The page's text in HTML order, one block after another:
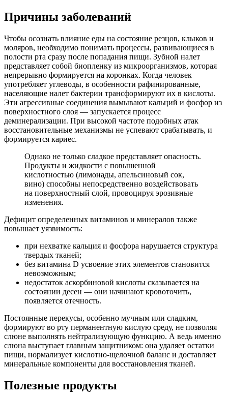
Причины заболеваний
Чтобы осознать влияние еды на состояние резцов, клыков и
моляров, необходимо понимать процессы, развивающиеся в
полости рта сразу после попадания пищи. Зубной налет
представляет собой биопленку из микроорганизмов, которая
непрерывно формируется на коронках. Когда человек
употребляет углеводы, в особенности рафинированные,
населяющие налет бактерии трансформируют их в кислоты.
Эти агрессивные соединения вымывают кальций и фосфор из
поверхностного слоя — запускается процесс
деминерализации. При высокой частоте подобных атак
восстановительные механизмы не успевают срабатывать, и
формируется кариес.
Однако не только сладкое представляет опасность.
Продукты и жидкости с повышенной
кислотностью (лимонады, апельсиновый сок,
вино) способны непосредственно воздействовать
на поверхностный слой, провоцируя эрозивные
изменения.
Дефицит определенных витаминов и минералов также
повышает уязвимость:
при нехватке кальция и фосфора нарушается структура
твердых тканей;
без витамина D усвоение этих элементов становится
невозможным;
недостаток аскорбиновой кислоты сказывается на
состоянии десен — они начинают кровоточить,
появляется отечность.
Постоянные перекусы, особенно мучным или сладким,
формируют во рту перманентную кислую среду, не позволяя
слюне выполнять нейтрализующую функцию. А ведь именно
слюна выступает главным защитником: она удаляет остатки
пищи, нормализует кислотно-щелочной баланс и доставляет
минеральные компоненты для восстановления тканей.
Полезные продукты